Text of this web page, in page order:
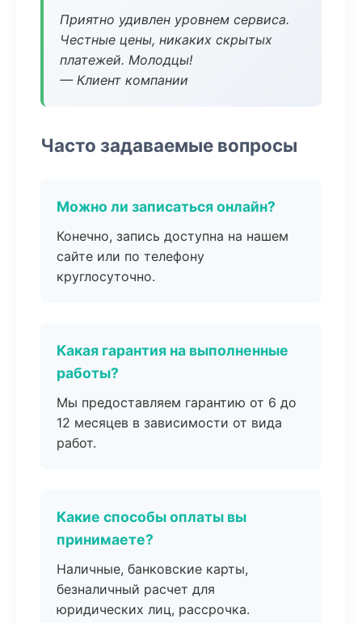
Приятно удивлен уровнем сервиса.
Честные цены, никаких скрытых
платежей. Молодцы!
— Клиент компании
Часто задаваемые вопросы
Можно ли записаться онлайн?
Конечно, запись доступна на нашем
сайте или по телефону
круглосуточно.
Какая гарантия на выполненные
работы?
Мы предоставляем гарантию от 6 до
12 месяцев в зависимости от вида
работ.
Какие способы оплаты вы
принимаете?
Наличные, банковские карты,
безналичный расчет для
юридических лиц, рассрочка.